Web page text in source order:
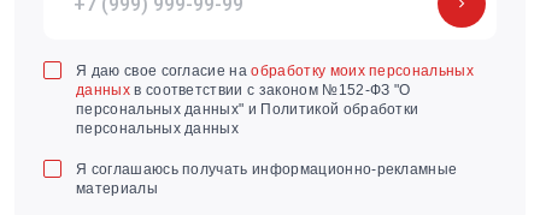
Я даю свое согласие наобработку моих персональных
данныхв соответствии с законом №152-ФЗ "О
персональных данных" и Политикой обработки
персональных данных
Я соглашаюсь получать информационно-рекламные
материалы